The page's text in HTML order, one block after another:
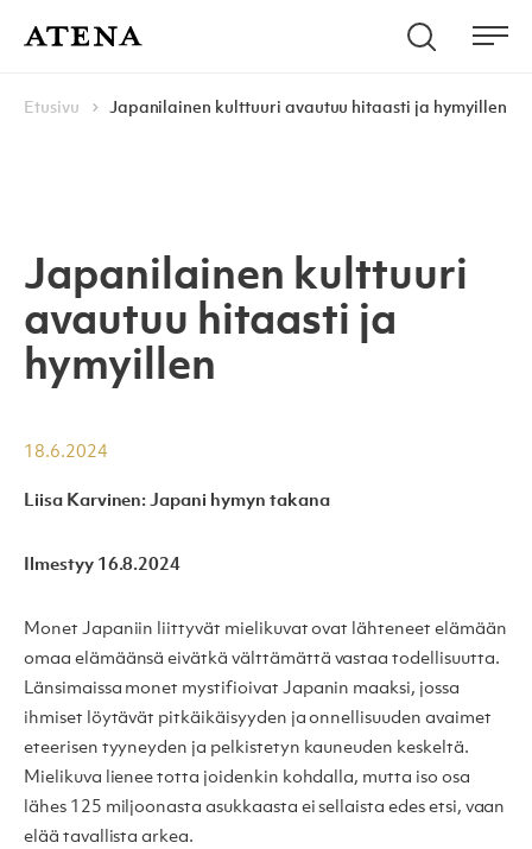
Atena Kustannus Hae
Navigoi
Etusivu
Japanilainen kulttuuri avautuu hitaasti ja hymyillen
Japanilainen kulttuuri
avautuu hitaasti ja
hymyillen
18.6.2024
Liisa Karvinen: Japani hymyn takana
Ilmestyy 16.8.2024
Monet Japaniin liittyvät mielikuvat ovat lähteneet elämään
omaa elämäänsä eivätkä välttämättä vastaa todellisuutta.
Länsimaissa monet mystifioivat Japanin maaksi, jossa
ihmiset löytävät pitkäikäisyyden ja onnellisuuden avaimet
eteerisen tyyneyden ja pelkistetyn kauneuden keskeltä.
Mielikuva lienee totta joidenkin kohdalla, mutta iso osa
lähes 125 miljoonasta asukkaasta ei sellaista edes etsi, vaan
elää tavallista arkea.